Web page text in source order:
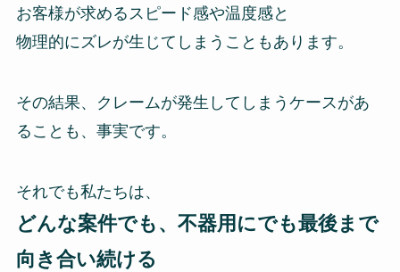
お客様が求めるスピード感や温度感と
物理的にズレが生じてしまうこともあります。
その結果、クレームが発生してしまうケースがあ
ることも、事実です。
それでも私たちは、
どんな案件でも、不器用にでも最後まで
向き合い続ける